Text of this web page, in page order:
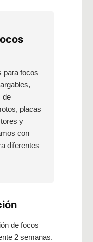
para focos
de
placas
y
con
diferentes
de focos
2 semanas.